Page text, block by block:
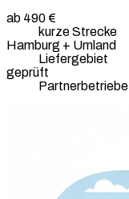
ab 490 €
kurze Strecke
Hamburg + Umland
Liefergebiet
geprüft
Partnerbetriebe